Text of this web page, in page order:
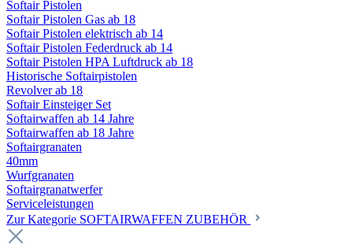
Softair Pistolen
Softair Pistolen Gas ab 18
Softair Pistolen elektrisch ab 14
Softair Pistolen Federdruck ab 14
Softair Pistolen HPA Luftdruck ab 18
Historische Softairpistolen
Revolver ab 18
Softair Einsteiger Set
Softairwaffen ab 14 Jahre
Softairwaffen ab 18 Jahre
Softairgranaten
40mm
Wurfgranaten
Softairgranatwerfer
Serviceleistungen
Zur Kategorie SOFTAIRWAFFEN ZUBEHÖR